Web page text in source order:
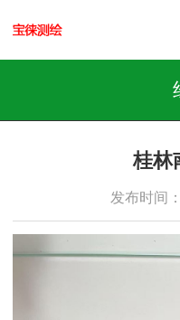
桂林
发布时间